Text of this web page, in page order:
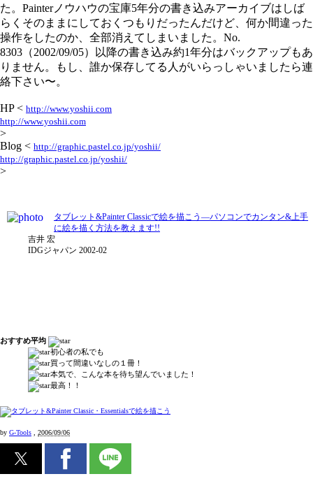
た。Painterノウハウの宝庫5年分の書き込みアーカイブはしば
らくそのままにしておくつもりだったんだけど、何か間違った
操作をしたのか、全部消えてしまいました。No.
8303（2002/09/05）以降の書き込み約1年分はバックアップもあ
りません。もし、誰か保存してる人がいらっしゃいましたら連
絡下さい〜。
HP < http://www.yoshii.com
http://www.yoshii.com
>
Blog < http://graphic.pastel.co.jp/yoshii/
http://graphic.pastel.co.jp/yoshii/
>
タブレット&Painter Classicで絵を描こう―パソコンでカンタン&上手
に絵を描く方法を教えます!!
吉井 宏
IDGジャパン 2002-02
おすすめ平均
初心者の私でも
買って間違いなしの１冊！
本気で、こんな本を待ち望んでいました！
最高！！
by G-Tools 2006/09/06